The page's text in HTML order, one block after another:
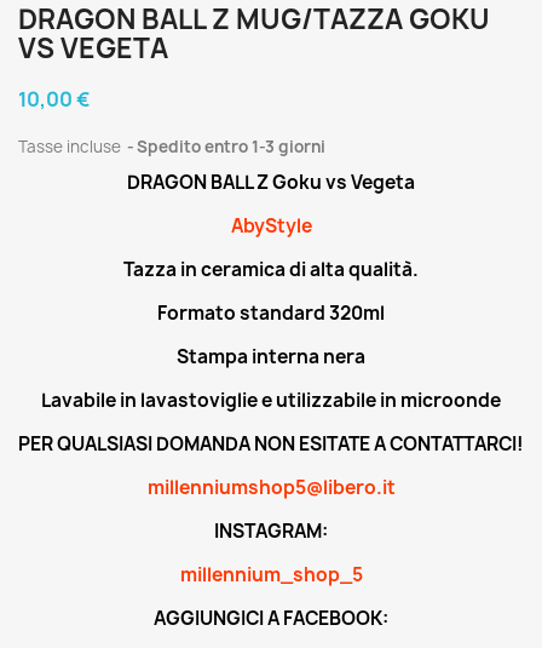
DRAGON BALL Z MUG/TAZZA GOKU
VS VEGETA
10,00 €
Tasse incluse Spedito entro 1-3 giorni
DRAGON BALL Z Goku vs Vegeta
AbyStyle
Tazza in ceramica di alta qualità.
Formato standard 320ml
Stampa interna nera
Lavabile in lavastoviglie e utilizzabile in microonde
PER QUALSIASI DOMANDA NON ESITATE A CONTATTARCI!
millenniumshop5@libero.it
INSTAGRAM:
millennium_shop_5
AGGIUNGICI A FACEBOOK: